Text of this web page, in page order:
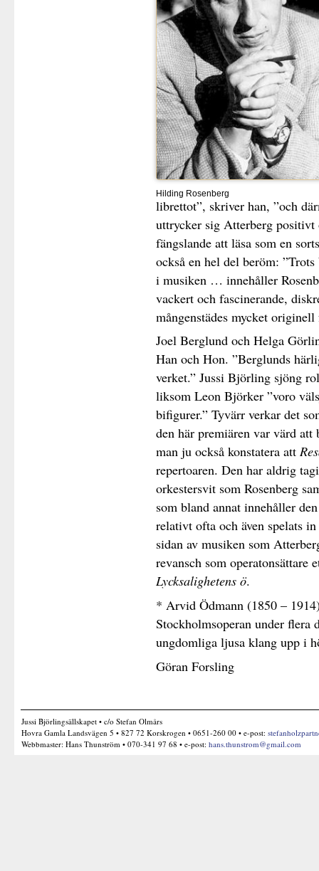
Hilding Rosenberg
librettot”, skriver han, ”och
uttrycker sig Atterberg
fängslande att läsa som en
också en hel del beröm:
i musiken … innehåller
vackert och fascinerande,
mångenstädes mycket
Joel Berglund och Helga
Han och Hon. ”Berglunds
verket.” Jussi Björling sjöng
liksom Leon Björker ”voro
bifigurer.” Tyvärr verkar det
den här premiären var värd att
man ju också konstatera att
repertoaren. Den har aldrig
orkestersvit som Rosenberg
som bland annat innehåller
relativt ofta och även spelats
sidan av musiken som
revansch som operatonsättare
Lycksalighetens ö.
* Arvid Ödmann (1850 –
Stockholmsoperan under flera
ungdomliga ljusa klang upp i
Göran Forsling
Jussi Björlingsällskapet • c/o Stefan Olmårs
Hovra Gamla Landsvägen 5 • 827 72 Korskrogen • 0651-260 00 • e-post:
Webbmaster: Hans Thunström • 070-341 97 68 • e-post: hans.thunstrom@gmail.com